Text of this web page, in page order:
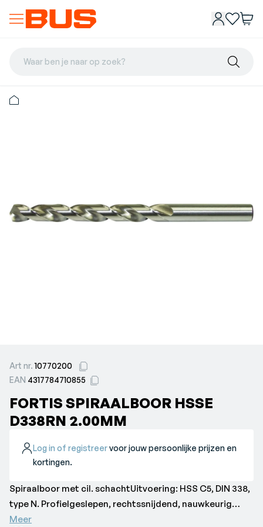
Waar ben je naar op zoek?
Art nr.10770200
EAN 4317784710855
FORTIS SPIRAALBOOR HSSE
D338RN 2.00MM
Log in of registreervoor jouw persoonlijke prijzen en
kortingen.
Spiraalboor met cil. schachtUitvoering: HSS C5, DIN 338,
type N. Profielgeslepen, rechtssnijdend, nauwkeurig
kruisvormig geslepen, zijspaanhoek, kerndikte en
Meer